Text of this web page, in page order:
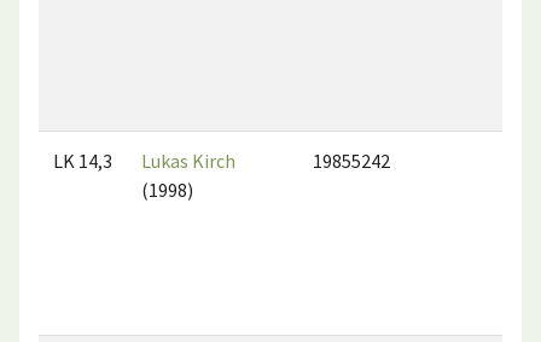
LK 14,3
Lukas Kirch
(1998)
19855242